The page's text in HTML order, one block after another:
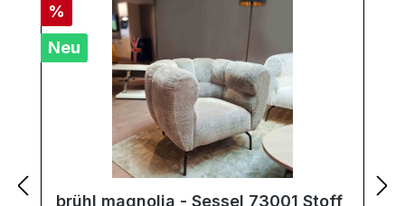
Rabatt
%
Neu
brühl magnolia - Sessel 73001 Stoff